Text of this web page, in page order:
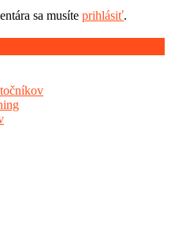
sa musíte prihlásiť.